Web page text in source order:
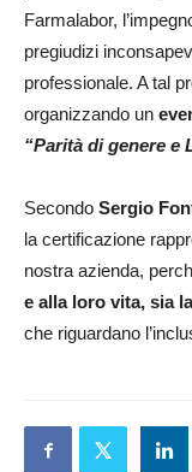
Farmalabor,
pregiudizi
professionale. A tal
organizzando un
“Parità di genere e
Secondo Sergio
la certificazione
nostra azienda,
e alla loro vita, sia
che riguardano